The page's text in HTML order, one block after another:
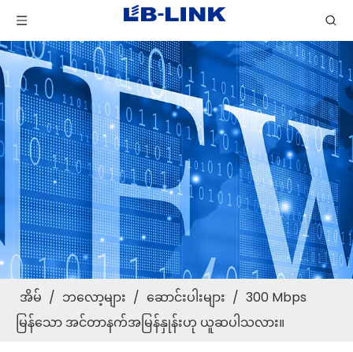
အိမ် / ဘလော့များ / ဆောင်းပါးများ / 300 Mbps
မြန်သော အင်တာနက်အမြန်နှုန်းဟု ယူဆပါသလား။